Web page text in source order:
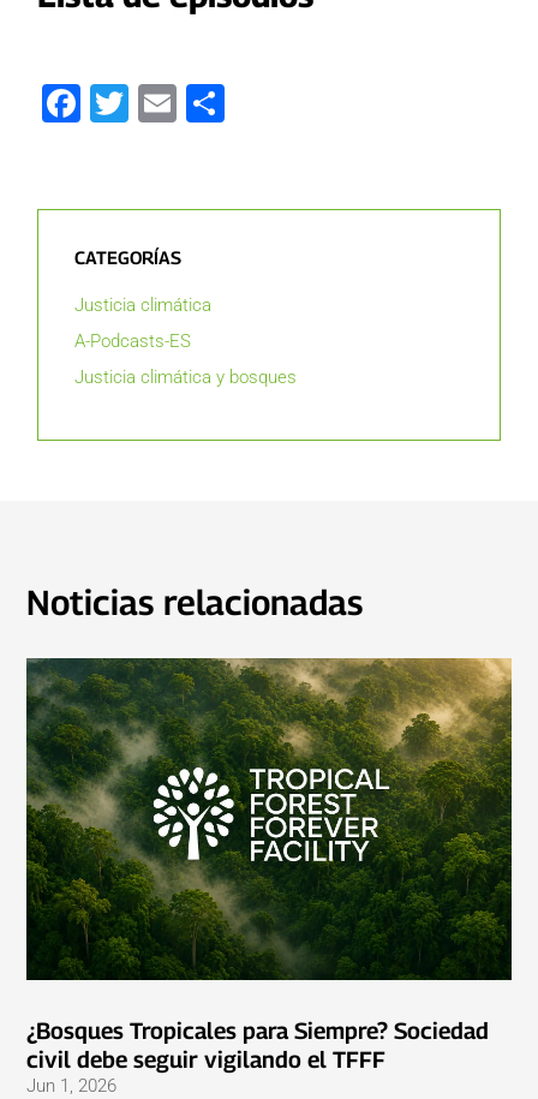
Facebook
Twitter
Email
CATEGORÍAS
Justicia climática
A-Podcasts-ES
Justicia climática y bosques
Noticias relacionadas
¿Bosques Tropicales para Siempre? Sociedad
civil debe seguir vigilando el TFFF
Jun 1, 2026